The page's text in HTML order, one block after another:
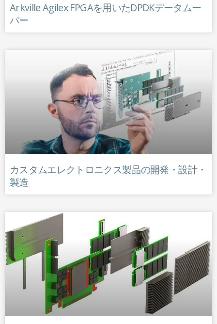
Arkville Agilex FPGAを用いたDPDKデータムー
バー
カスタムエレクトロニクス製品の開発・設計・
製造